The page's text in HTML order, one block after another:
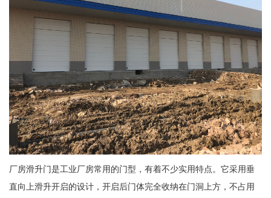
厂房滑升门是工业厂房常用的门型，有着不少实用特点。它采用垂
直向上滑升开启的设计，开启后门体完全收纳在门洞上方，不占用